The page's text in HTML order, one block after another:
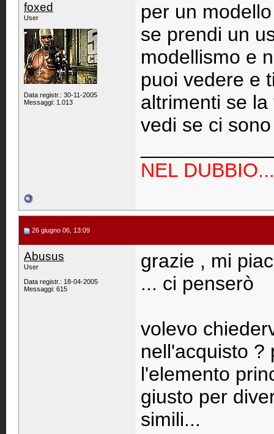
foxed
User
Data registr.: 30-11-2005
Messaggi: 1.013
per un
se prendi un
modellismo e
puoi vedere e
altrimenti se
vedi se ci
NEL
26 giugno 06, 13:09
Abusus
User
Data registr.: 18-04-2005
Messaggi: 615
grazie , mi
... ci penserò
volevo
nell'acquisto ?
l'elemento
giusto per
simili...